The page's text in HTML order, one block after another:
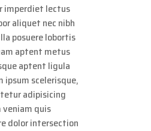
imperdiet lectus
aliquet nec nibh
posuere lobortis
aptent metus
aptent ligula
scelerisque,
adipisicing
quis
dolor intersection